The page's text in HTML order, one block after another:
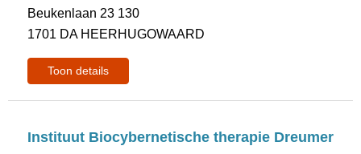
Beukenlaan 23 130
1701 DA HEERHUGOWAARD
Toon details
Instituut Biocybernetische therapie Dreumer